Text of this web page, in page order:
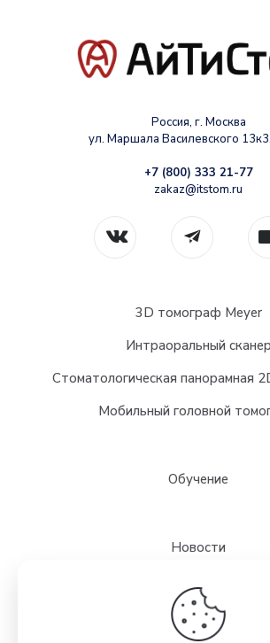
Россия, г. Москва
ул. Маршала Василевского
+7 (800) 333 21-77
zakaz@itstom.ru
3D томограф Meyer
Интраоральный сканер
Стоматологическая панорамная
Мобильный головной
Обучение
Новости